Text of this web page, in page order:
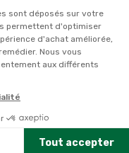
sont déposés sur votre
permettent d'optimiser
d'achat améliorée,
Nous vous
aux différents
Tout accepter